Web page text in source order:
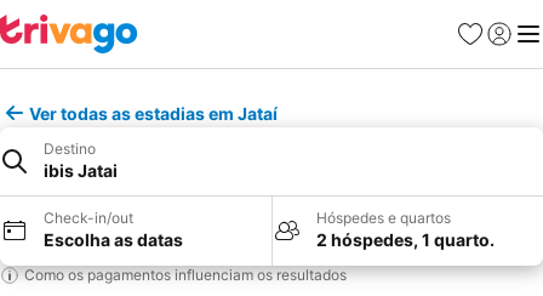
Favoritos
Iniciar
Ver todas as estadias em Jataí
Destino
ibis Jatai
Check-in/out
Escolha as datas
Hóspedes e quartos
2 hóspedes, 1 quarto.
Como os pagamentos influenciam os resultados